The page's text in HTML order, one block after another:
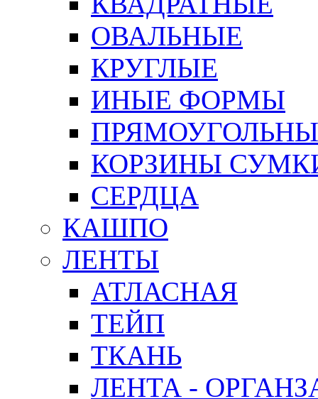
ОВАЛЬНЫЕ
КРУГЛЫЕ
ИНЫЕ ФОРМЫ
КОРЗИНЫ
СЕРДЦА
КАШПО
ЛЕНТЫ
АТЛАСНАЯ
ТЕЙП
ТКАНЬ
ЛЕНТА -